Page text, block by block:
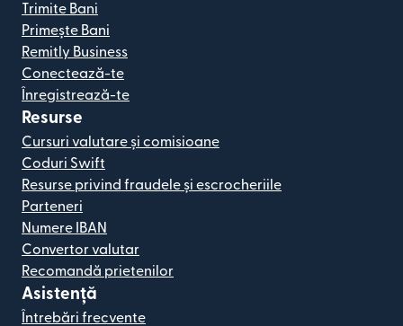
Trimite Bani
Primește Bani
Remitly Business
Conectează-te
Înregistrează-te
Resurse
Cursuri valutare și comisioane
Coduri Swift
Resurse privind fraudele și escrocheriile
Parteneri
Numere IBAN
Convertor valutar
Recomandă prietenilor
Asistență
Întrebări frecvente